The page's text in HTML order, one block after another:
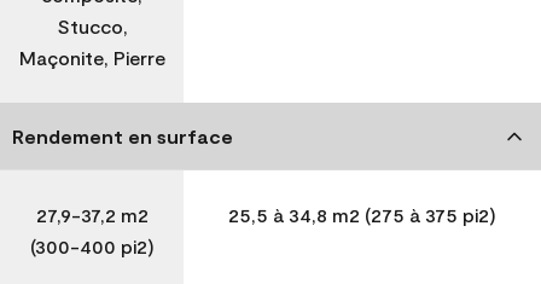
Stucco,
Maçonite, Pierre
Rendement en surface
27,9-37,2 m2
(300-400 pi2)
25,5 à 34,8 m2 (275 à 375 pi2)